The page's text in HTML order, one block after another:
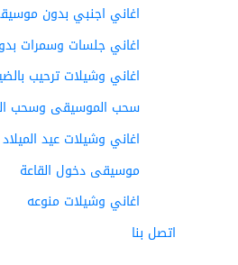
اغاني اجنبي بدون موسيقى
اغاني جلسات وسمرات
اغاني وشيلات ترحيب
سحب الموسيقى وسحب
اغاني وشيلات عيد الميلاد
موسيقى دخول القاعة
اغاني وشيلات منوعه
اتصل بنا